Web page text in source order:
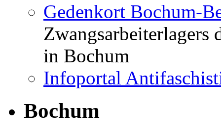
Gedenkort Bochum-
Zwangsarbeiterlagers
in Bochum
Infoportal
Bochum